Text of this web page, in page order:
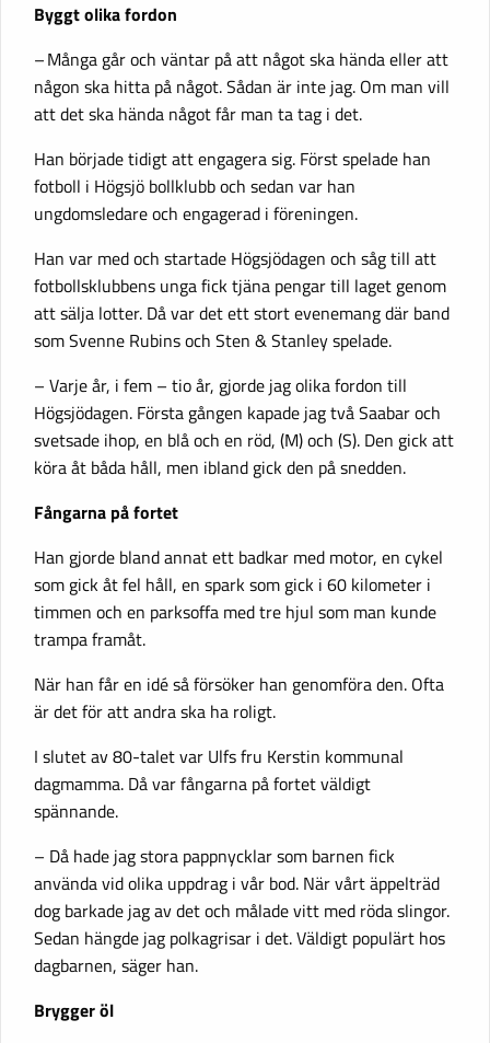
Byggt olika fordon
– Många går och väntar på att något ska hända eller att
någon ska hitta på något. Sådan är inte jag. Om man vill
att det ska hända något får man ta tag i det.
Han började tidigt att engagera sig. Först spelade han
fotboll i Högsjö bollklubb och sedan var han
ungdomsledare och engagerad i föreningen.
Han var med och startade Högsjödagen och såg till att
fotbollsklubbens unga fick tjäna pengar till laget genom
att sälja lotter. Då var det ett stort evenemang där band
som Svenne Rubins och Sten & Stanley spelade.
– Varje år, i fem – tio år, gjorde jag olika fordon till
Högsjödagen. Första gången kapade jag två Saabar och
svetsade ihop, en blå och en röd, (M) och (S). Den gick att
köra åt båda håll, men ibland gick den på snedden.
Fångarna på fortet
Han gjorde bland annat ett badkar med motor, en cykel
som gick åt fel håll, en spark som gick i 60 kilometer i
timmen och en parksoffa med tre hjul som man kunde
trampa framåt.
När han får en idé så försöker han genomföra den. Ofta
är det för att andra ska ha roligt.
I slutet av 80-talet var Ulfs fru Kerstin kommunal
dagmamma. Då var fångarna på fortet väldigt
spännande.
– Då hade jag stora pappnycklar som barnen fick
använda vid olika uppdrag i vår bod. När vårt äppelträd
dog barkade jag av det och målade vitt med röda slingor.
Sedan hängde jag polkagrisar i det. Väldigt populärt hos
dagbarnen, säger han.
Brygger öl